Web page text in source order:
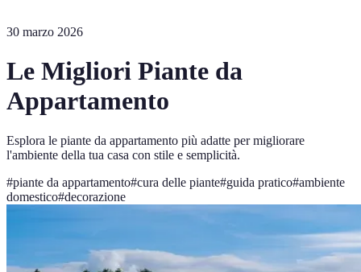
30 marzo 2026
Le Migliori Piante da
Appartamento
Esplora le piante da appartamento più adatte per migliorare
l'ambiente della tua casa con stile e semplicità.
#piante da appartamento#cura delle piante#guida pratico#ambiente
domestico#decorazione